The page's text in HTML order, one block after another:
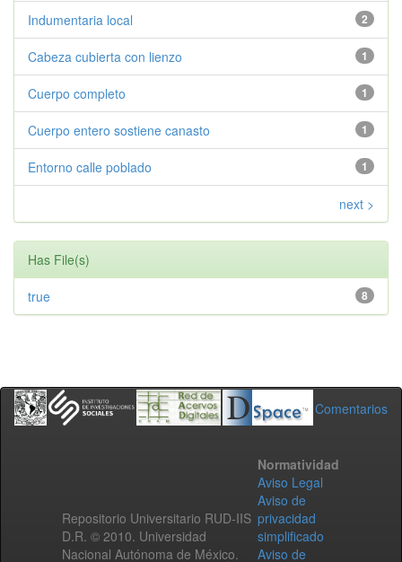
2
Indumentaria local
1
Cabeza cubierta con lienzo
1
Cuerpo completo
1
Cuerpo entero sostiene canasto
1
Entorno calle poblado
next >
Has File(s)
8
true
Comentarios
Repositorio Universitario RUD-IIS
D.R. © 2010. Universidad
Nacional Autónoma de México.
Normatividad
Aviso Legal
Aviso de
privacidad
simplificado
Aviso de